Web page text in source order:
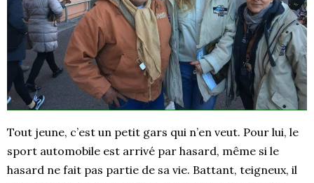
Tout jeune, c’est un petit gars qui n’en veut. Pour lui, le
sport automobile est arrivé par hasard, même si le
hasard ne fait pas partie de sa vie. Battant, teigneux, il